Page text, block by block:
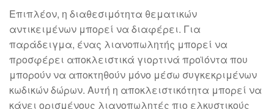
Επιπλέον, η διαθεσιμότητα θεματικών
αντικειμένων μπορεί να διαφέρει. Για
παράδειγμα, ένας λιανοπωλητής μπορεί να
προσφέρει αποκλειστικά γιορτινά προϊόντα που
μπορούν να αποκτηθούν μόνο μέσω συγκεκριμένων
κωδικών δώρων. Αυτή η αποκλειστικότητα μπορεί να
κάνει ορισμένους λιανοπωλητές πιο ελκυστικούς